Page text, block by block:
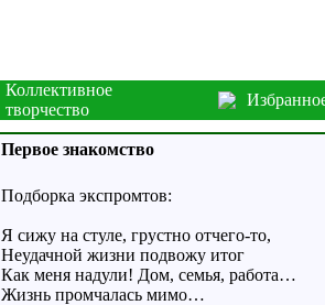
Коллективное
творчество
Первое знакомство
Подборка экспромтов:
Я сижу на стуле, грустно отчего-то,
Неудачной жизни подвожу итог
Как меня надули! Дом, семья, работа…
Жизнь промчалась мимо…